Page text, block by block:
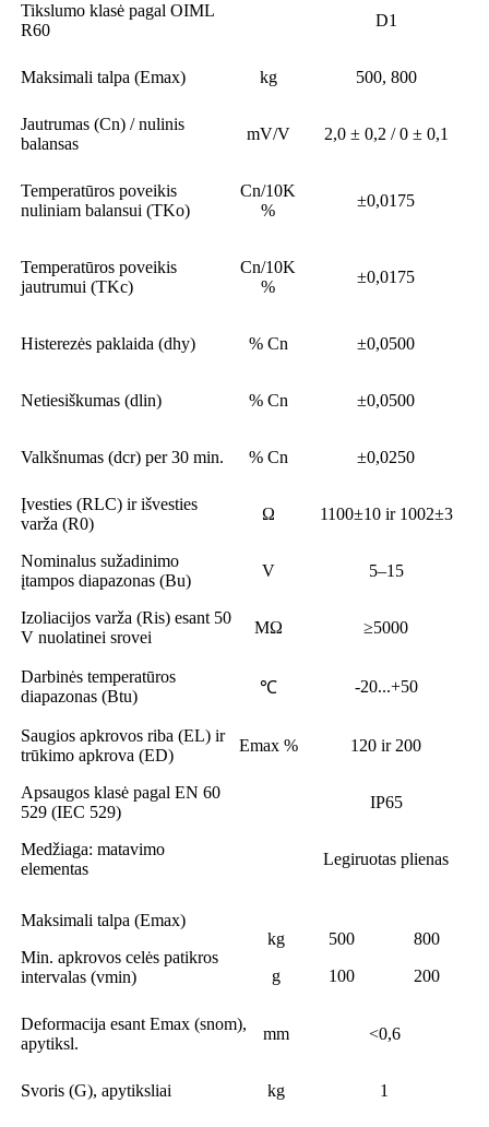
Tikslumo klasė pagal OIML
R60
D1
Maksimali talpa (Emax) kg 500, 800
Jautrumas (Cn) / nulinis
balansas
mV/V 2,0 ± 0,2 / 0 ± 0,1
Temperatūros poveikis
nuliniam balansui (TKo)
Cn/10K
%
±0,0175
Temperatūros poveikis
jautrumui (TKc)
Cn/10K
%
±0,0175
Histerezės paklaida (dhy) % Cn ±0,0500
Netiesiškumas (dlin) % Cn ±0,0500
Valkšnumas (dcr) per 30 min. % Cn ±0,0250
Įvesties (RLC) ir išvesties
varža (R0)
Ω 1100±10 ir 1002±3
Nominalus sužadinimo
įtampos diapazonas (Bu)
V 5–15
Izoliacijos varža (Ris) esant 50
V nuolatinei srovei
MΩ ≥5000
Darbinės temperatūros
diapazonas (Btu)
℃ -20...+50
Saugios apkrovos riba (EL) ir
trūkimo apkrova (ED)
Emax % 120 ir 200
Apsaugos klasė pagal EN 60
529 (IEC 529)
IP65
Medžiaga: matavimo
elementas
Legiruotas plienas
Maksimali talpa (Emax)
Min. apkrovos celės patikros
intervalas (vmin)
kg
g
500
100
800
200
Deformacija esant Emax (snom),
apytiksl.
mm <0,6
Svoris (G), apytiksliai kg 1